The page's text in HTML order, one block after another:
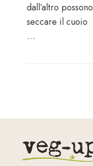
dall’altro possono
seccare il cuoio
…